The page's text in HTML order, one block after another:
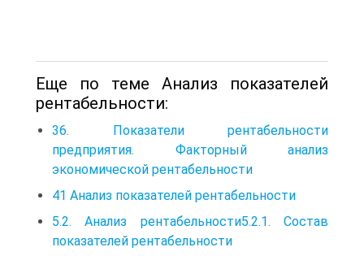
Еще по теме Анализ показателей
рентабельности:
36. Показатели рентабельности
предприятия. Факторный анализ
экономической рентабельности
41 Анализ показателей рентабельности
5.2. Анализ рентабельности5.2.1. Состав
показателей рентабельности